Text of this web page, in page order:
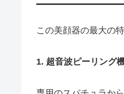
この美顔器の最大の
1. 超音波ピーリング